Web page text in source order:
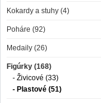
Kokardy a stuhy (4)
Poháre (92)
Medaily (26)
Figúrky (168)
- Živicové (33)
- Plastové (51)